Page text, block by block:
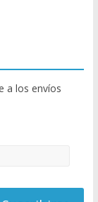
a los envíos